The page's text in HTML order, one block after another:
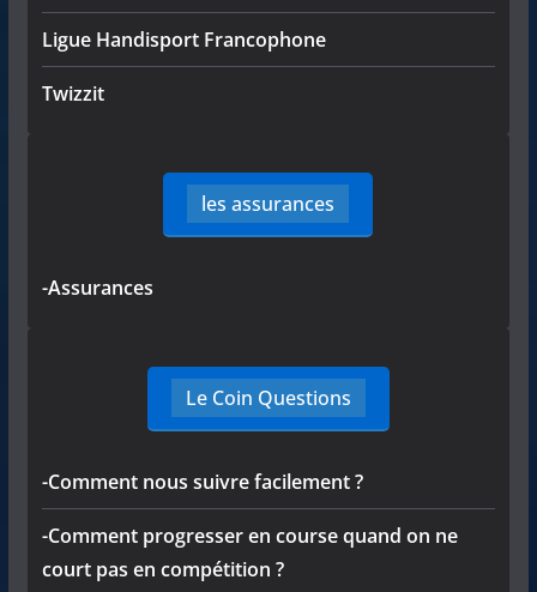
Ligue Handisport Francophone
Twizzit
les assurances
-Assurances
Le Coin Questions
-Comment nous suivre facilement ?
-Comment progresser en course quand on ne
court pas en compétition ?